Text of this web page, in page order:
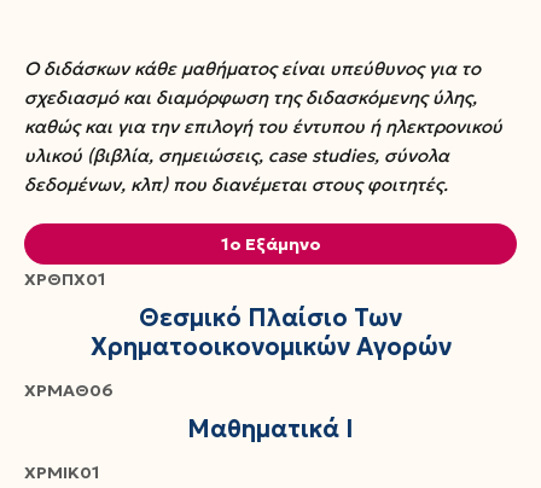
Ο διδάσκων κάθε μαθήματος είναι υπεύθυνος για το
σχεδιασμό και διαμόρφωση της διδασκόμενης ύλης,
καθώς και για την επιλογή του έντυπου ή ηλεκτρονικού
υλικού (βιβλία, σημειώσεις, case studies, σύνολα
δεδομένων, κλπ) που διανέμεται στους φοιτητές.
1ο Εξάμηνο
ΧΡΘΠΧ01
Θεσμικό Πλαίσιο Των
Χρηματοοικονομικών Αγορών
ΧΡΜΑΘ06
Μαθηματικά Ι
ΧΡΜΙΚ01